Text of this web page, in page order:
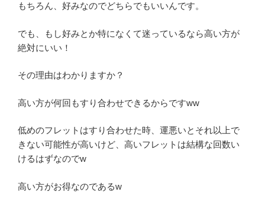
もちろん、好みなのでどちらでもいいんです。
でも、もし好みとか特になくて迷っているなら高い方が
絶対にいい！
その理由はわかりますか？
高い方が何回もすり合わせできるからですww
低めのフレットはすり合わせた時、運悪いとそれ以上で
きない可能性が高いけど、高いフレットは結構な回数い
けるはずなのでw
高い方がお得なのであるw